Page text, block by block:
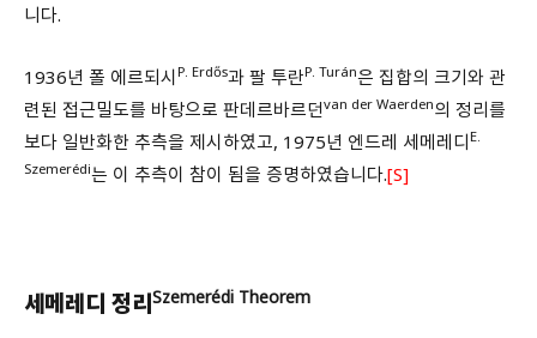
니다.
1936년 폴 에르되시P. Erdős과 팔 투란P. Turán은 집합의 크기와 관
련된 접근밀도를 바탕으로 판데르바르던van der Waerden의 정리를
보다 일반화한 추측을 제시하였고, 1975년 엔드레 세메레디E.
Szemerédi는 이 추측이 참이 됨을 증명하였습니다.[S]
세메레디 정리Szemerédi Theorem